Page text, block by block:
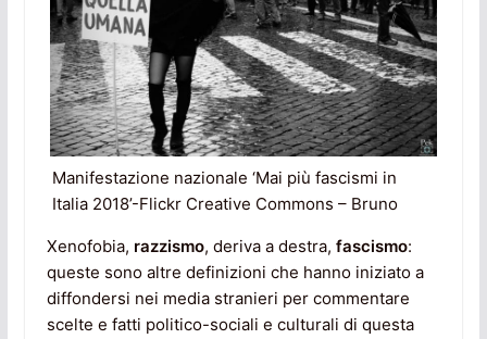
Manifestazione nazionale ‘Mai più fascismi in
Italia 2018’-Flickr Creative Commons – Bruno
Xenofobia, razzismo, deriva a destra, fascismo:
queste sono altre definizioni che hanno iniziato a
diffondersi nei media stranieri per commentare
scelte e fatti politico-sociali e culturali di questa